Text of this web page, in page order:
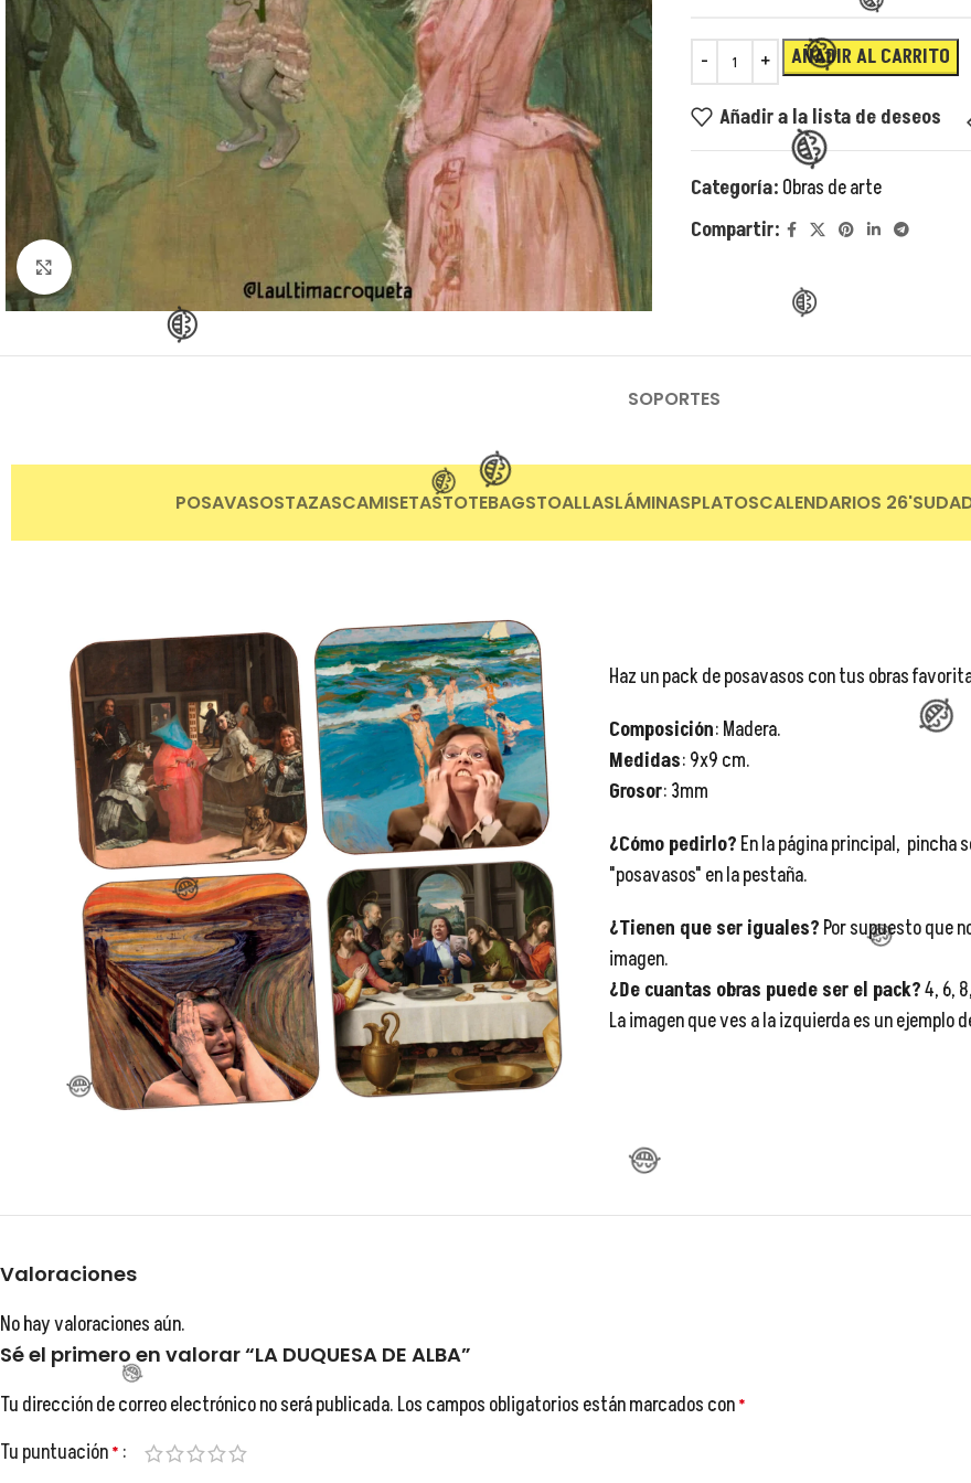
Clic para ampliar
AÑADIR AL CARRITO
Añadir a la lista de deseos
Categoría: Obras de arte
Compartir:
SOPORTES
POSAVASOSTAZASCAMISETASTOTEBAGSTOALLASLÁMINASPLATOSCALENDARIOS 26'
Haz un pack de posavasos con tus obras
Composición: Madera.
Medidas: 9x9 cm.
Grosor: 3mm
¿Cómo pedirlo? En la página principal, pincha
"posavasos" en la pestaña.
¿Tienen que ser iguales? Por supuesto que
imagen.
¿De cuantas obras puede ser el pack?4, 6,
La imagen que ves a la izquierda es un ejemplo
Valoraciones
No hay valoraciones aún.
Sé el primero en valorar “LA DUQUESA DE ALBA”
Tu dirección de correo electrónico no será publicada. Los campos obligatorios están marcados con*
Tu puntuación*
😂
😂
😂
😂
😂
😂
😂
😂
😂